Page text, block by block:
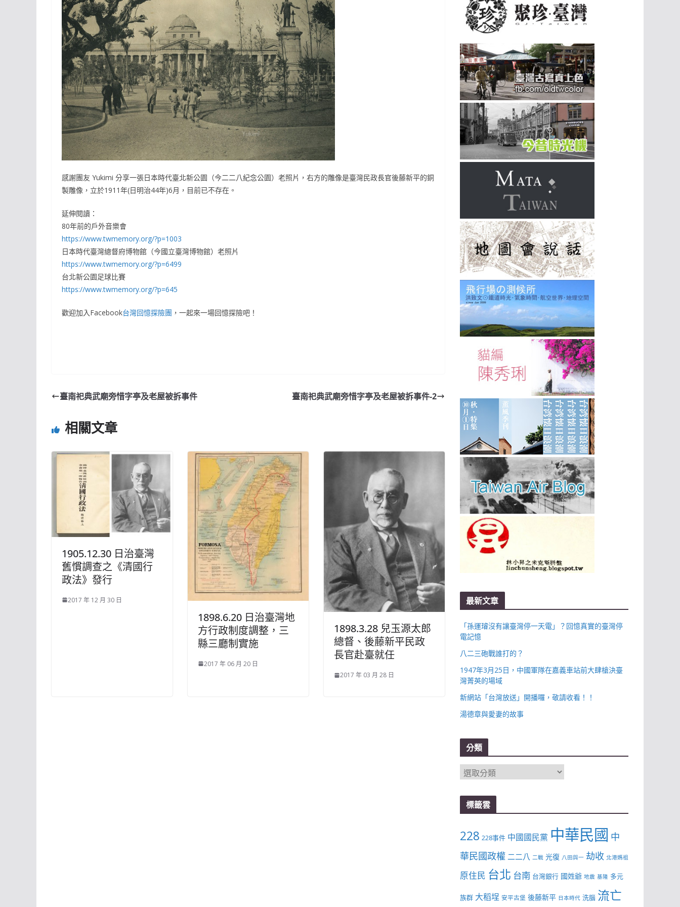
感謝團友 Yukimi 分享一張日本時代臺北新公園（今二二八紀念公園）老照片，右方的雕像是臺灣民政長官後藤新平的銅
製雕像，立於1911年(日明治44年)6月，目前已不存在。
延伸閱讀：
80年前的戶外音樂會
https://www.twmemory.org/?p=1003
日本時代臺灣總督府博物館（今國立臺灣博物館）老照片
https://www.twmemory.org/?p=6499
台北新公園足球比賽
https://www.twmemory.org/?p=645
歡迎加入Facebook台灣回憶探險團 ，一起來一場回憶探險吧！
臺南祀典武廟旁惜字亭及老屋被拆事件 臺南祀典武廟旁惜字亭及老屋被拆事件-2
相關文章
1905.12.30 日治臺灣
舊慣調查之《清國行
政法》發行
2017 年 12 月 30 日
1898.6.20 日治臺灣地
方行政制度調整，三
縣三廳制實施
2017 年 06 月 20 日
1898.3.28 兒玉源太郎
總督、後藤新平民政
長官赴臺就任
2017 年 03 月 28 日
最新文章
「孫運璿沒有讓臺灣停一天電」？回憶真實的臺灣停
電記憶
八二三砲戰誰打的？
1947年3月25日，中國軍隊在嘉義車站前大肆槍決臺
灣菁英的場域
新網站「台灣放送」開播囉，敬請收看！！
湯德章與愛妻的故事
分類
分
類
標籤雲
228 228事件 中國國民黨 中華民國 中
華民國政權 二二八 二戰 光復 八田與一 劫收 北港媽祖
原住民 台北 台南 台灣銀行 國姓爺 地震 基隆 多元
族群 大稻埕 安平古堡 後藤新平 日本時代 洗腦 流亡